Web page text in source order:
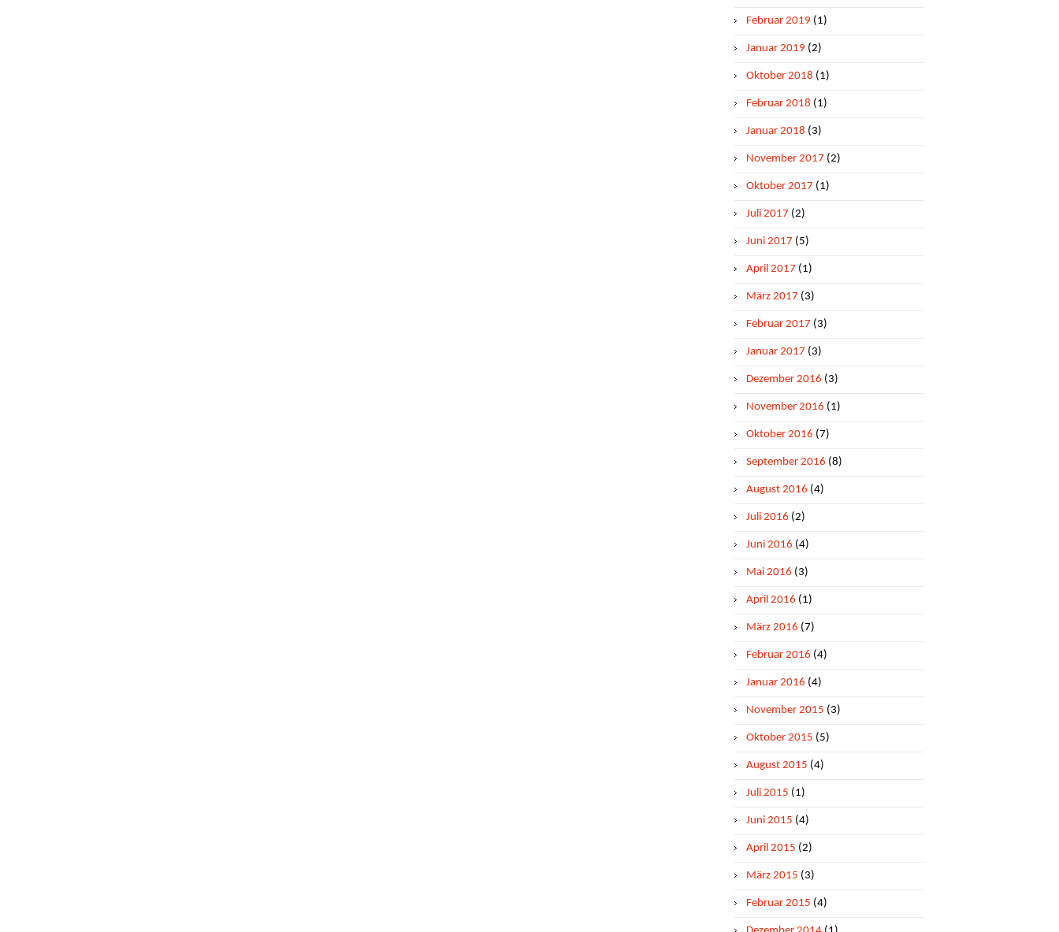
Februar 2019 (1)
Januar 2019 (2)
Oktober 2018 (1)
Februar 2018 (1)
Januar 2018 (3)
November 2017 (2)
Oktober 2017 (1)
Juli 2017 (2)
Juni 2017 (5)
April 2017 (1)
März 2017 (3)
Februar 2017 (3)
Januar 2017 (3)
Dezember 2016 (3)
November 2016 (1)
Oktober 2016 (7)
September 2016 (8)
August 2016 (4)
Juli 2016 (2)
Juni 2016 (4)
Mai 2016 (3)
April 2016 (1)
März 2016 (7)
Februar 2016 (4)
Januar 2016 (4)
November 2015 (3)
Oktober 2015 (5)
August 2015 (4)
Juli 2015 (1)
Juni 2015 (4)
April 2015 (2)
März 2015 (3)
Februar 2015 (4)